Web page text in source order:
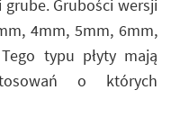
Grubości wersji
4mm, 5mm, 6mm,
typu płyty mają
o których